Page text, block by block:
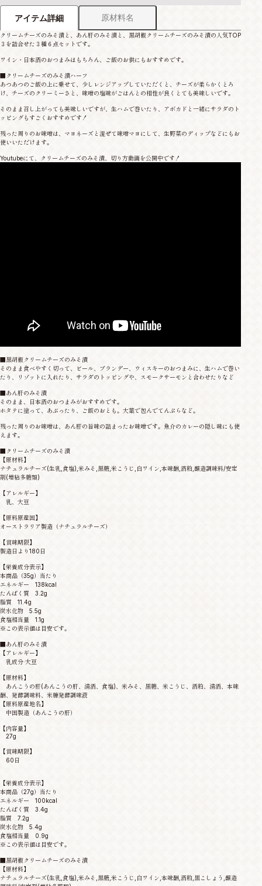
アイテム詳細 原材料名
クリームチーズのみそ漬と、あん肝のみそ漬と、黒胡椒クリームチーズのみそ漬の人気TOP
３を詰合せた３種６点セットです。
ワイン・日本酒のおつまみはもちろん、ご飯のお供にもおすすめです。
■クリームチーズのみそ漬ハーフ
あつあつのご飯の上に乗せて、少しレンジアップしていただくと、チーズが柔らかくとろ
け、チーズのクリーミーさと、味噌の塩味がごはんとの相性が良くとても美味しいです。
そのまま召し上がっても美味しいですが、生ハムで巻いたり、アボカドと一緒にサラダのト
ッピングもすごくおすすめです！
残った周りのお味噌は、マヨネーズと混ぜて味噌マヨにして、生野菜のディップなどにもお
使いいただけます。
Youtubeにて、クリームチーズのみそ漬、切り方動画を公開中です！
■黒胡椒クリームチーズのみそ漬
そのまま食べやすく切って、ビール、ブランデー、ウィスキーのおつまみに、生ハムで巻い
たり、リゾットに入れたり、サラダのトッピングや、スモークサーモンと合わせたりなど
■あん肝のみそ漬
そのまま、日本酒のおつまみがおすすめです。
ホタテに塗って、あぶったり、ご飯のおとも。大葉で包んでてんぷらなど。
残った周りのお味噌は、あん肝の旨味の詰まったお味噌です。魚介のカレーの隠し味にも使
えます。
■クリームチーズのみそ漬
【原材料】
ナチュラルチーズ(生乳,食塩),米みそ,黒糖,米こうじ,白ワイン,本味醂,酒粕,醸造調味料/安定
剤(増粘多糖類)
【アレルギー】
乳、大豆
【原料原産国】
オーストラリア製造（ナチュラルチーズ）
【賞味期限】
製造日より180日
【栄養成分表示】
本商品（35g）当たり
エネルギー 138kcal
たんぱく質 3.2g
脂質 11.4g
炭水化物 5.5g
食塩相当量 1.1g
※この表示値は目安です。
■あん肝のみそ漬
【アレルギー】
乳成分·大豆
【原材料】
あんこうの肝(あんこうの肝、清酒、食塩)、米みそ、黒糖、米こうじ、酒粕、清酒、本味
醂、発酵調味料、米糠発酵調味液
【原料原産地名】
中国製造（あんこうの肝）
【内容量】
27g
【賞味期限】
60日
【栄養成分表示】
本商品（27g）当たり
エネルギー 100kcal
たんぱく質 3.4g
脂質 7.2g
炭水化物 5.4g
食塩相当量 0.9g
※この表示値は目安です。
■黒胡椒クリームチーズのみそ漬
【原材料】
ナチュラルチーズ(生乳,食塩),米みそ,黒糖,米こうじ,白ワイン,本味醂,酒粕,黒こしょう,醸造